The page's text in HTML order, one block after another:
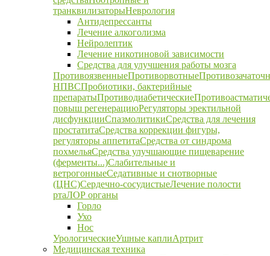
транквилизаторыНеврология
Антидепрессанты
Лечение алкоголизма
Нейролептик
Лечение никотиновой зависимости
Средства для улучшения работы мозга
ПротивоязвенныеПротиворвотные
НПВСПробиотики, бактерийные
препаратыПротиводиабетические
повыш регенерациюРегуляторы эректильной
дисфункцииСпазмолитикиСредства для лечения
простатитаСредства коррекции фигуры,
регуляторы аппетитаСредства от синдрома
похмельяСредства улучшающие пищеварение
(ферменты...)Слабительные и
ветрогонныеСедативные и снотворные
(ЦНС)Сердечно-сосудистыеЛечение полости
ртаЛОР органы
Горло
Ухо
Нос
УрологическиеУшные каплиАртрит
Медицинская техника